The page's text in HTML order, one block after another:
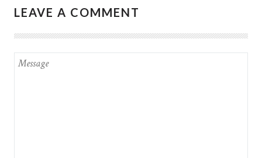
LEAVE A COMMENT